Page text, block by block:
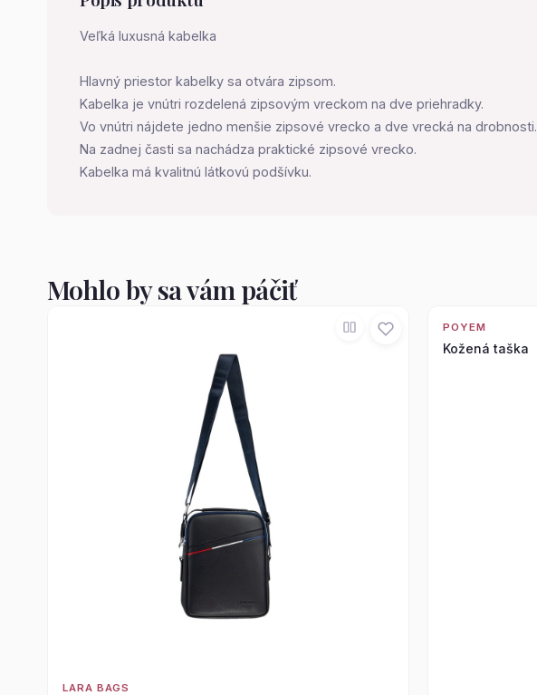
Veľká luxusná kabelka
Hlavný priestor kabelky sa otvára zipsom.
Kabelka je vnútri rozdelená zipsovým vreckom na dve priehradky.
Vo vnútri nájdete jedno menšie zipsové vrecko a dve vrecká na drobnosti.
Na zadnej časti sa nachádza praktické zipsové vrecko.
Kabelka má kvalitnú látkovú podšívku.
Mohlo by sa vám páčiť
LARA BAGS
POYEM
Kožená taška